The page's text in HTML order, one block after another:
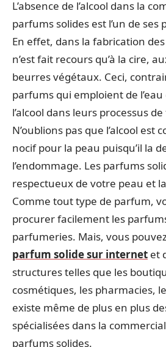
L’absence de l’alcool dans la
parfums solides est l’un de
En effet, dans la fabrication
n’est fait recours qu’à la cire,
beurres végétaux. Ceci,
parfums qui emploient de
l’alcool dans leurs processus
N’oublions pas que l’alcool est
nocif pour la peau puisqu’il la
l’endommage. Les parfums
respectueux de votre peau et
Comme tout type de parfum,
procurer facilement les
parfumeries. Mais, vous
parfum solide sur internet et
structures telles que les
cosmétiques, les pharmacies,
existe même de plus en plus
spécialisées dans la
parfums solides.